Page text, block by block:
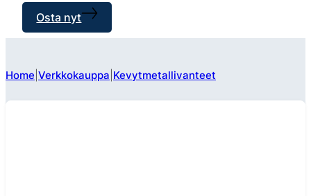
Osta nyt
Home Verkkokauppa Kevytmetallivanteet